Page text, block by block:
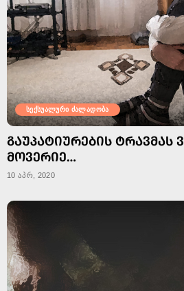
სექსუალური ძალადობა
ᲒᲐᲣᲞᲐᲢᲘᲣᲠᲔᲑᲘᲡ ᲢᲠᲐᲕᲛᲐᲡ
ᲛᲝᲕᲔᲠᲘᲔ…
10 აპრ, 2020